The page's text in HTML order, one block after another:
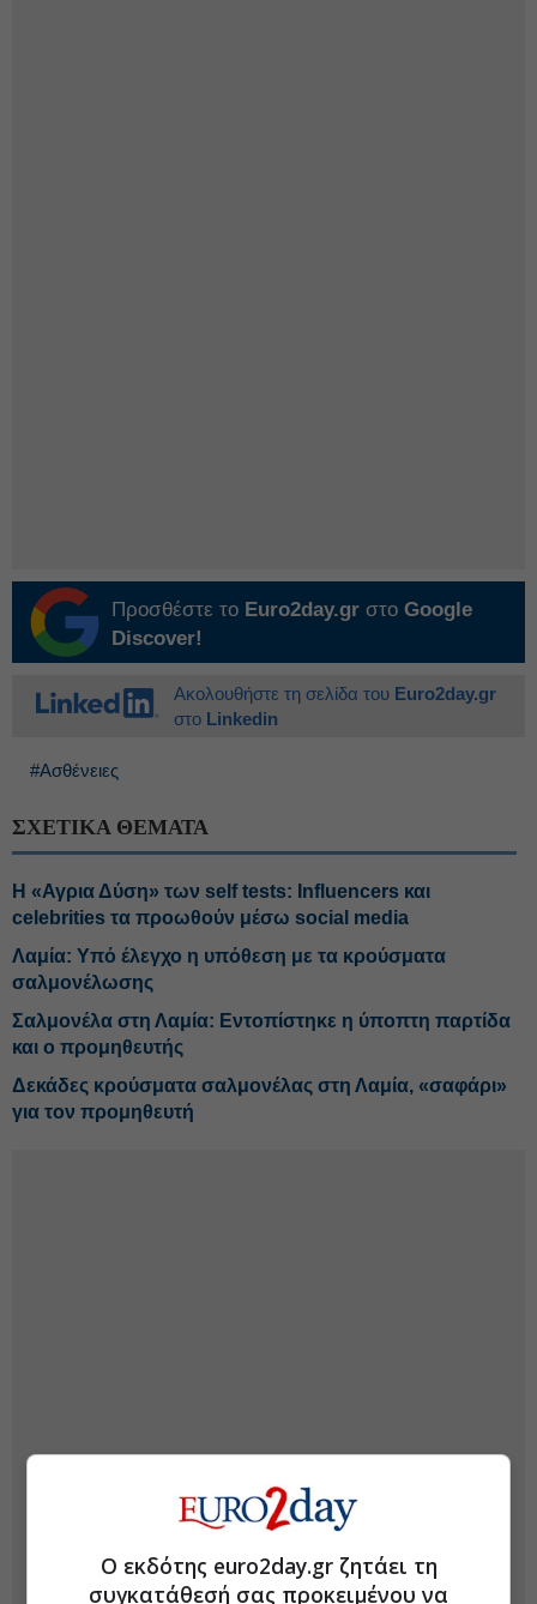
Προσθέστε το Euro2day.gr στο Google
Discover!
Ακολουθήστε τη σελίδα του Euro2day.gr
στο Linkedin
#Ασθένειες
ΣΧΕΤΙΚΑ ΘΕΜΑΤΑ
Η «Αγρια Δύση» των self tests: Influencers και
celebrities τα προωθούν μέσω social media
Λαμία: Υπό έλεγχο η υπόθεση με τα κρούσματα
σαλμονέλωσης
Σαλμονέλα στη Λαμία: Εντοπίστηκε η ύποπτη παρτίδα
και ο προμηθευτής
Δεκάδες κρούσματα σαλμονέλας στη Λαμία, «σαφάρι»
για τον προμηθευτή
Ο εκδότης euro2day.gr ζητάει τη
συγκατάθεσή σας προκειμένου να